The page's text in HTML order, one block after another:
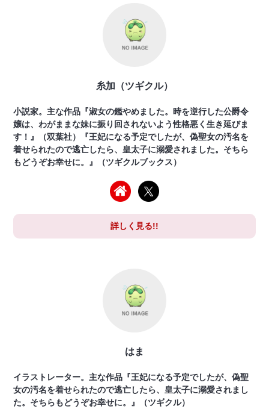
糸加（ツギクル）
小説家。主な作品『淑女の鑑やめました。時を逆行した公爵令
嬢は、わがままな妹に振り回されないよう性格悪く生き延びま
す！』（双葉社）『王妃になる予定でしたが、偽聖女の汚名を
着せられたので逃亡したら、皇太子に溺愛されました。そちら
もどうぞお幸せに。』（ツギクルブックス）
詳しく見る!!
はま
イラストレーター。主な作品『王妃になる予定でしたが、偽聖
女の汚名を着せられたので逃亡したら、皇太子に溺愛されまし
た。そちらもどうぞお幸せに。』（ツギクル）